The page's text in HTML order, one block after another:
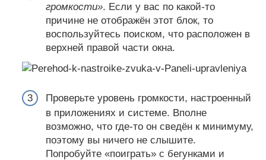
громкости». Если у вас по какой-то
причине не отображён этот блок, то
воспользуйтесь поиском, что расположен в
верхней правой части окна.
Проверьте уровень громкости, настроенный
в приложениях и системе. Вполне
возможно, что где-то он сведён к минимуму,
поэтому вы ничего не слышите.
Попробуйте «поиграть» с бегунками и